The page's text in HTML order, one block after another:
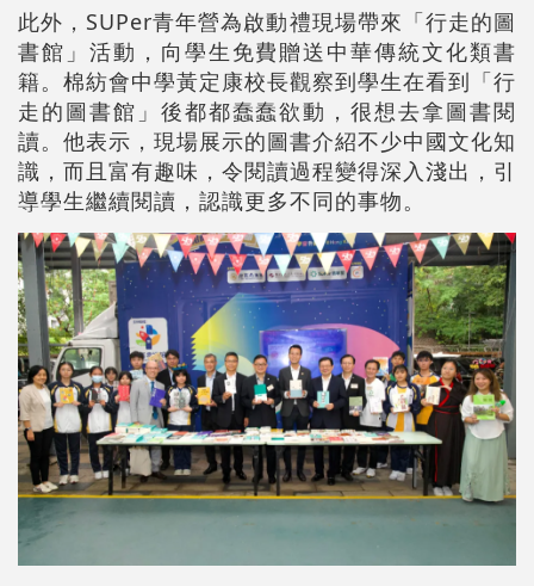
此外，SUPer青年營為啟動禮現場帶來「行走的圖
書館」活動，向學生免費贈送中華傳統文化類書
籍。棉紡會中學黃定康校長觀察到學生在看到「行
走的圖書館」後都都蠢蠢欲動，很想去拿圖書閱
讀。他表示，現場展示的圖書介紹不少中國文化知
識，而且富有趣味，令閱讀過程變得深入淺出，引
導學生繼續閱讀，認識更多不同的事物。